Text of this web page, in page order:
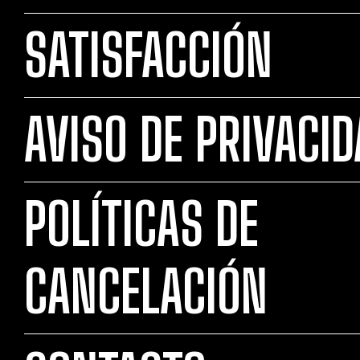
SATISFACCIÓN
AVISO DE
POLÍTICAS DE
CANCELACIÓN